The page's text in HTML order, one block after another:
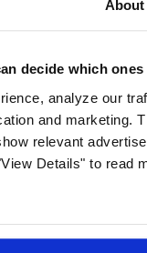
About
decide which ones
analyze our
and marketing.
relevant
Details" to read